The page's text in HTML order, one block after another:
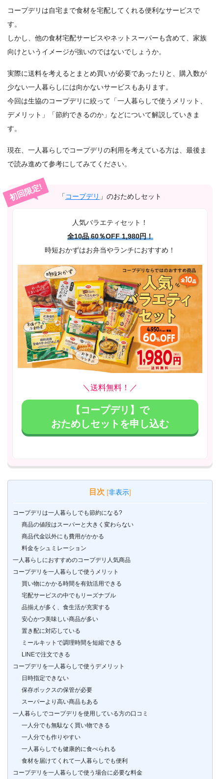
コープデリは自宅まで食材を宅配してくれる便利なサービスで
す。
しかし、他の食材宅配サービスやネットスーパーも含めて、家族
向けというイメージが強いのではないでしょうか。
実際に送料を考えるとまとめ買いが必要であったりと、購入数が
少ない一人暮らしには向かないサービスもあります。
今回は生協のコープデリに絞って「一人暮らしで使うメリット、
デメリット」「節約できるのか」などについて解説していきま
す。
現在、一人暮らしでコープデリの利用を考えている方は、最後ま
で読み進めて参考にしてみてください。
初回限定! 「 コープデリ 」のおためしセット
人気バラエティセット！
全10品 60％OFF 1,980円！
時短おかずはお弁当やランチにおすすめ！
＼送料無料！／
【コープデリ】で
おためしセットを申し込む
目次 [非表示]
コープデリは一人暮らしでも節約になる?
商品の値段はスーパーと大きく変わらない
商品代金以外にも費用がかかる
料金をシュミレーション
一人暮らしにおすすめのコープデリ人気商品
コープデリを一人暮らしで使うメリット
買い物にかかる時間を有効活用できる
宅配サービスの中でもリーズナブル
品揃えが多く、食生活が充実する
安心かつ美味しい商品が多い
置き配に対応している
ミールキットで調理時間を短縮できる
LINEで注文できる
コープデリを一人暮らしで使うデメリット
日時指定できない
保存ボックスの保管が必要
スーパーより高い商品もある
一人暮らしでコープデリを使用している方の口コミ
一人分でも無駄なく買い物できる
一人分でも作りやすい
一人暮らしでも健康的に食べられる
食材を届けてくれて一人暮らしでも便利
コープデリを一人暮らしで使う場合に必要な料金